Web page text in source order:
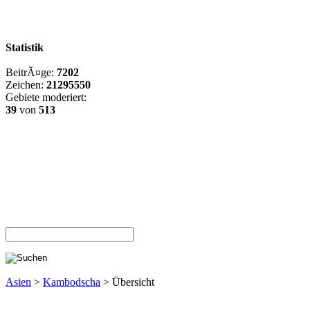
Statistik
BeitrÃ¤ge: 7202
Zeichen: 21295550
Gebiete moderiert:
39 von 513
Asien > Kambodscha > Übersicht